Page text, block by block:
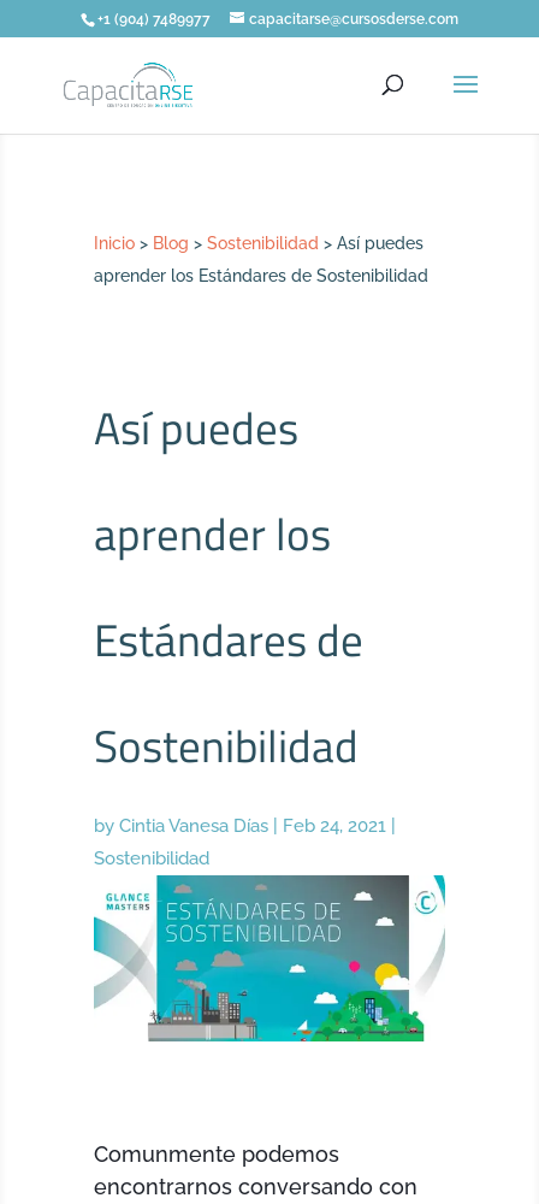
+1 (904) 7489977 capacitarse@cursosderse.com
Inicio > Blog >Sostenibilidad >Así puedes
aprender los Estándares de Sostenibilidad
Así puedes
aprender los
Estándares de
Sostenibilidad
byCintia Vanesa Días Feb 24, 2021
Sostenibilidad
Comunmente podemos
encontrarnos conversando con